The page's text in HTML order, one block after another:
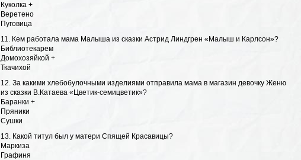
Куколка +
Веретено
Пуговица
11. Кем работала мама Малыша из сказки Астрид Линдгрен «Малыш и Карлсон»?
Библиотекарем
Домохозяйкой +
Ткачихой
12. За какими хлебобулочными изделиями отправила мама в магазин девочку Женю
из сказки В.Катаева «Цветик-семицветик»?
Баранки +
Пряники
Сушки
13. Какой титул был у матери Спящей Красавицы?
Маркиза
Графиня